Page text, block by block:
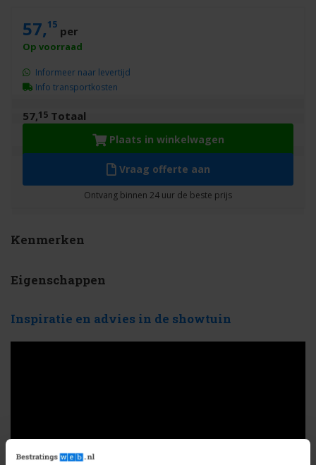
57,15 per
57,15 Totaal
Informeer naar levertijd
Info transportkosten
Plaats in winkelwagen
Vraag offerte aan
Kenmerken
Eigenschappen
Inspiratie en advies in de showtuin